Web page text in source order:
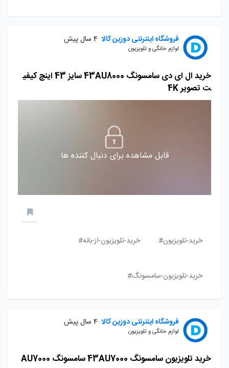
فروشگاه اینترنتی دوزین کالا 4 سال پیش
لوازم خانگی و تلویزیون
خرید ال ای دی سامسونگ 43AU8000 سایز 43 اینچ کیفی
ت تصویر 4K
قابل مشاهده برای دنبال کننده ها
خرید-تلویزیون# خرید-تلویزیون-از-بانه#
خرید-تلویزیون-سامسونگ#
فروشگاه اینترنتی دوزین کالا 4 سال پیش
لوازم خانگی و تلویزیون
خرید تلویزیون سامسونگ 43AU7000 سامسونگ AU7000